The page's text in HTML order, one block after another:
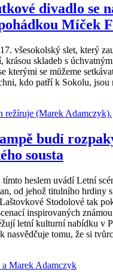
divadlo se
Míček
všesokolský slet, který
krásou skladeb s
kterými se můžeme
kdo patří k Sokolu, jsou
budí
sousta
heslem uvádí Letní
od jehož titulního hrdiny
Stodolové tak
inspirovaných
letní kulturní nabídku v
nasvědčuje tomu, že si